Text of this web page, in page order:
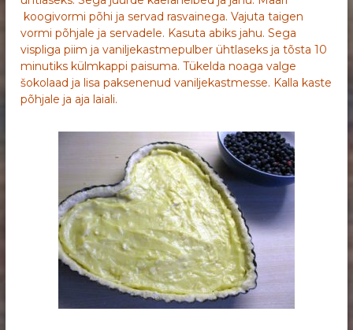
koogivormi põhi ja servad rasvainega. Vajuta taigen
vormi põhjale ja servadele. Kasuta abiks jahu. Sega
vispliga piim ja vaniljekastmepulber ühtlaseks ja tõsta 10
minutiks külmkappi paisuma. Tükelda noaga valge
šokolaad ja lisa paksenenud vaniljekastmesse. Kalla kaste
põhjale ja aja laiali.